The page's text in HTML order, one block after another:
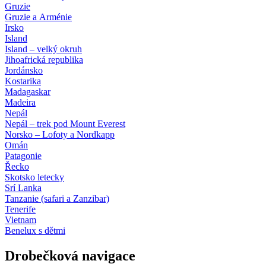
Gruzie
Gruzie a Arménie
Irsko
Island
Island – velký okruh
Jihoafrická republika
Jordánsko
Kostarika
Madagaskar
Madeira
Nepál
Nepál – trek pod Mount Everest
Norsko – Lofoty a Nordkapp
Omán
Patagonie
Řecko
Skotsko letecky
Srí Lanka
Tanzanie (safari a Zanzibar)
Tenerife
Vietnam
Benelux s dětmi
Drobečková navigace